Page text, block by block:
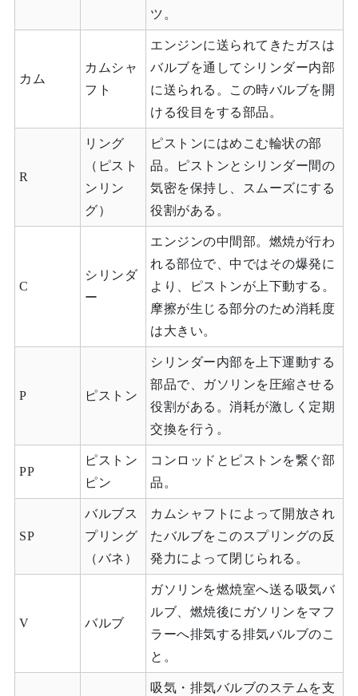
ツ。
カム
カムシャ
フト
エンジンに送られてきたガスは
バルブを通してシリンダー内部
に送られる。この時バルブを開
ける役目をする部品。
R
リング
（ピスト
ンリン
グ）
ピストンにはめこむ輪状の部
品。ピストンとシリンダー間の
気密を保持し、スムーズにする
役割がある。
C
シリンダ
ー
エンジンの中間部。燃焼が行わ
れる部位で、中ではその爆発に
より、ピストンが上下動する。
摩擦が生じる部分のため消耗度
は大きい。
P ピストン
シリンダー内部を上下運動する
部品で、ガソリンを圧縮させる
役割がある。消耗が激しく定期
交換を行う。
PP
ピストン
ピン
コンロッドとピストンを繋ぐ部
品。
SP
バルブス
プリング
（バネ）
カムシャフトによって開放され
たバルブをこのスプリングの反
発力によって閉じられる。
V バルブ
ガソリンを燃焼室へ送る吸気バ
ルブ、燃焼後にガソリンをマフ
ラーへ排気する排気バルブのこ
と。
吸気・排気バルブのステムを支